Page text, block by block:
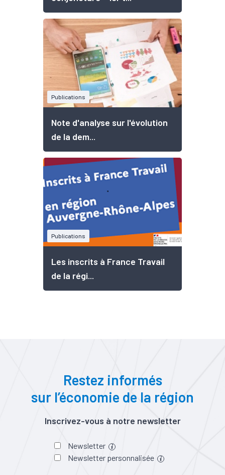
Publications
Note d'analyse sur l'évolution
de la dem...
Publications
Les inscrits à France Travail
de la régi...
Restez informés
sur l’économie de la région
Inscrivez-vous à notre newsletter
Newsletter
Newsletter personnalisée